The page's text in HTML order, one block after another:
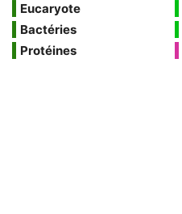
Eucaryote
Bactéries
Protéines